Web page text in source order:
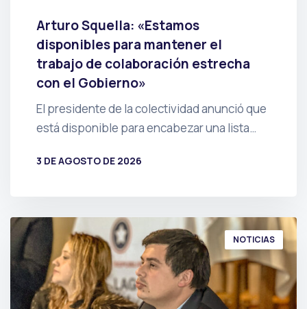
Arturo Squella: «Estamos
disponibles para mantener el
trabajo de colaboración estrecha
con el Gobierno»
El presidente de la colectividad anunció que
está disponible para encabezar una lista…
3 DE AGOSTO DE 2026
NOTICIAS